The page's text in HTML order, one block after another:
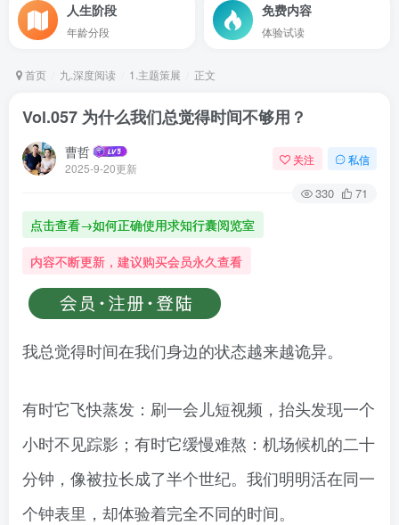
人生阶段
年龄分段
免费内容
体验试读
首页 九.深度阅读 1.主题策展 正文
Vol.057 为什么我们总觉得时间不够用？
曹哲
2025-9-20更新
关注 私信
330 71
点击查看→如何正确使用求知行囊阅览室
内容不断更新，建议购买会员永久查看
我总觉得时间在我们身边的状态越来越诡异。
有时它飞快蒸发：刷一会儿短视频，抬头发现一个
小时不见踪影；有时它缓慢难熬：机场候机的二十
分钟，像被拉长成了半个世纪。我们明明活在同一
个钟表里，却体验着完全不同的时间。